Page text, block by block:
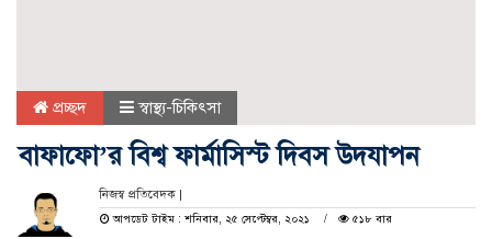
প্রচ্ছদ স্বাস্থ্য-চিকিৎসা
বাফাফো’র বিশ্ব ফার্মাসিস্ট দিবস উদযাপন
নিজস্ব প্রতিবেদক |
আপডেট টাইম : শনিবার, ২৫ সেপ্টেম্বর, ২০২১
৫১৮ বার